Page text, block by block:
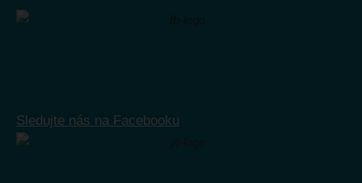
Sledujte nás na Facebooku